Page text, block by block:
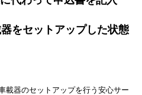
をセットアップした状態
載器のセットアップを行う安心サー